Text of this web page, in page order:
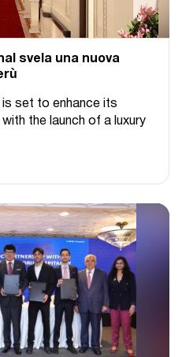
svela una nuova
is set to enhance its
the launch of a luxury